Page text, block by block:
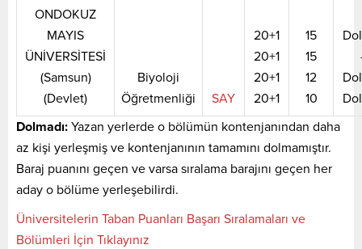
ONDOKUZ
MAYIS
ÜNİVERSİTESİ
(Samsun)
(Devlet)
Biyoloji
Öğretmenliği
SAY
20+1
20+1
20+1
20+1
15
15
12
10
Dolmadı: Yazan yerlerde o bölümün kontenjanından daha
az kişi yerleşmiş ve kontenjanının tamamını dolmamıştır.
Baraj puanını geçen ve varsa sıralama barajını geçen her
aday o bölüme yerleşebilirdi.
Üniversitelerin Taban Puanları Başarı Sıralamaları ve
Bölümleri İçin Tıklayınız